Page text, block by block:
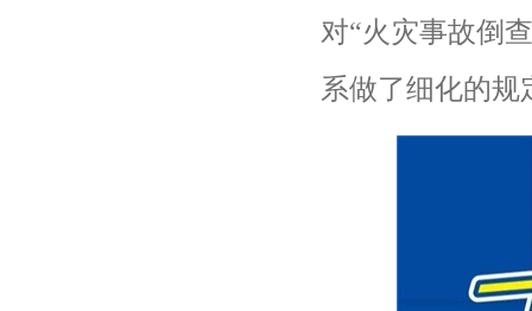
对“火灾事故倒
系做了细化的规